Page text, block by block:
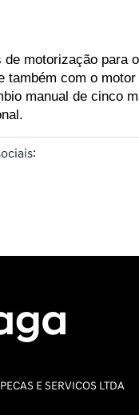
motorização
também com o
manual de cinco
E SERVICOS LTDA